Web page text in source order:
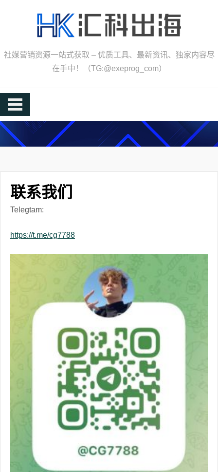
社媒营销资源一站式获取 – 优质工具、最新资讯、独家内容尽
在手中！（TG:@exeprog_com）
联系我们
Telegtam:
https://t.me/cg7788